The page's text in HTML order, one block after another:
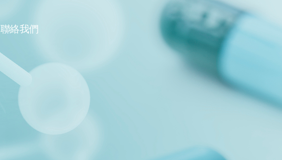
聯絡我們